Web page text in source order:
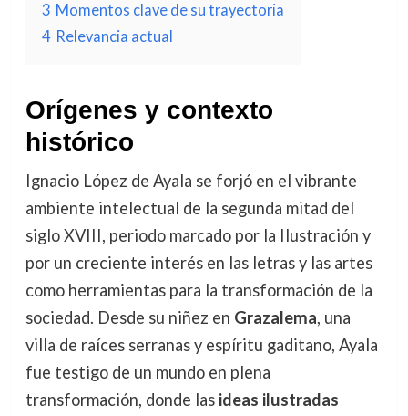
3 Momentos clave de su trayectoria
4 Relevancia actual
Orígenes y contexto
histórico
Ignacio López de Ayala se forjó en el vibrante
ambiente intelectual de la segunda mitad del
siglo XVIII, periodo marcado por la Ilustración y
por un creciente interés en las letras y las artes
como herramientas para la transformación de la
sociedad. Desde su niñez en Grazalema, una
villa de raíces serranas y espíritu gaditano, Ayala
fue testigo de un mundo en plena
transformación, donde las ideas ilustradas